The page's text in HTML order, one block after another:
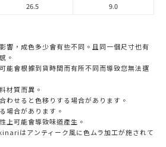
26.5 9.0
響，成色多少會有些不同。且同一個尺寸也有
。
能會根據到貨時間而有所不同而導致您無法選
材質而異。
わせると色移りする場合があります。
場合があります。
上可能會導致味道產生。
はアンティーク風に色ムラ加工が施されて